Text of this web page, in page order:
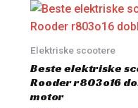
o
u
t
o
5
Elektriske scootere
Beste elektriske
Rooder r803o16
motor